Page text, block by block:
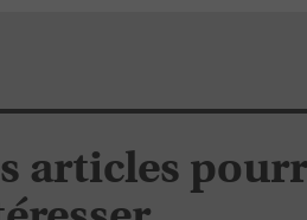
articles